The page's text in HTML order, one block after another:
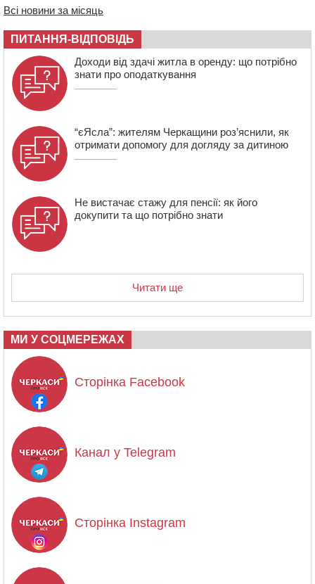
сплатили на Черкащині
06 СЕРПНЯ 2026, ЧЕТВЕР
21:13 Вісім медалей, з яких чотири золоті: черкаські
спортсмени тріумфували на чемпіонаті України
Всі новини за місяць
ПИТАННЯ-ВІДПОВІДЬ
Доходи від здачі житла в оренду: що потрібно
знати про оподаткування
“єЯсла”: жителям Черкащини роз’яснили, як
отримати допомогу для догляду за дитиною
Не вистачає стажу для пенсії: як його
докупити та що потрібно знати
Читати ще
МИ У СОЦМЕРЕЖАХ
Сторінка Facebook
Канал у Telegram
Сторінка Instagram